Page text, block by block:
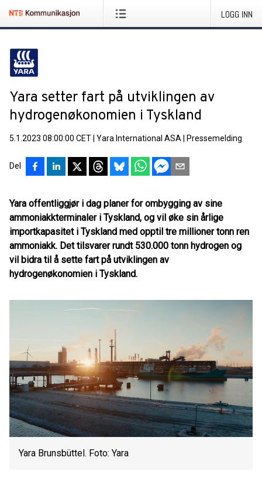
LOGG INN
Yara setter fart på utviklingen av
hydrogenøkonomien i Tyskland
5.1.2023 08:00:00 CET Yara International ASA Pressemelding
Del
Yara offentliggjør i dag planer for ombygging av sine
ammoniakkterminaler i Tyskland, og vil øke sin årlige
importkapasitet i Tyskland med opptil tre millioner tonn ren
ammoniakk. Det tilsvarer rundt 530.000 tonn hydrogen og
vil bidra til å sette fart på utviklingen av
hydrogenøkonomien i Tyskland.
Yara Brunsbüttel. Foto: Yara